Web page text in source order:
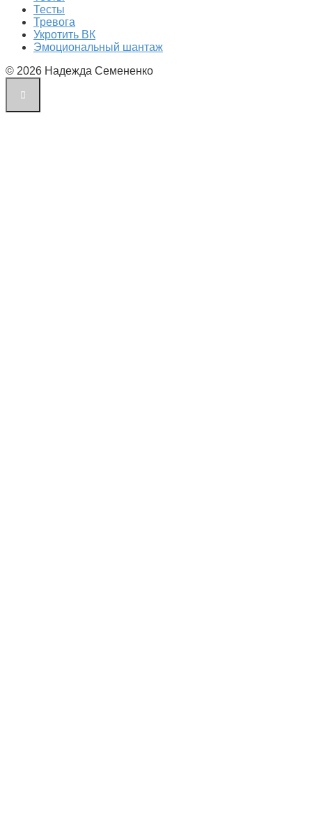
Тесты
Тревога
Укротить ВК
Эмоциональный шантаж
© 2026 Надежда Семененко